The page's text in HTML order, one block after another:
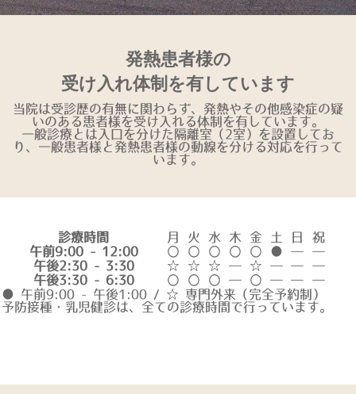
発熱患者様の
受け入れ体制を有しています
当院は受診歴の有無に関わらず、発熱やその他感染症の疑
いのある患者様を受け入れる体制を有しています。
一般診療とは入口を分けた隔離室（2室）を設置してお
り、一般患者様と発熱患者様の動線を分ける対応を行って
います。
診療時間 月 火 水 木 金 土 日
祝
午前9:00 - 12:00
〇 〇 〇 〇 〇 ● ―
―
午後2:30 - 3:30
☆ ☆ ☆ ― ☆ ― ―
―
午後3:30 - 6:30
〇 〇 〇 ― 〇 ― ―
―
● 午前9:00 - 午後1:00 / ☆ 専門外来（完全予約制）
予防接種・乳児健診は、全ての診療時間で行っています。